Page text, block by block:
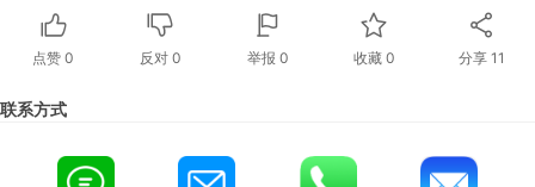
点赞0 反对 0 举报 0 收藏 0 分享 11
联系方式